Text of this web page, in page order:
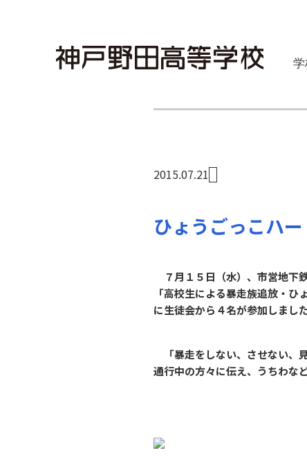
学
2015.07.21
ひょうごっこハ
７月１５日（水）、市営地下
「高校生による暴走族追放・ひ
に生徒会から４名が参加しました
「暴走をしない、させない、
通行中の方々に伝え、うちわな